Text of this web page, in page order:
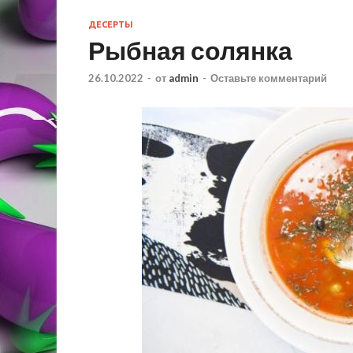
ДЕСЕРТЫ
Рыбная солянка
26.10.2022 - от admin - Оставьте комментарий